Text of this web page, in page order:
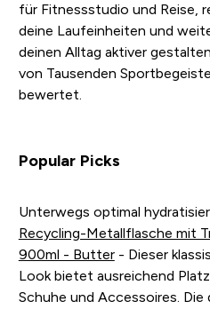
für Fitnessstudio und Reise,
deine Laufeinheiten und
deinen Alltag aktiver
von Tausenden
bewertet.
Popular Picks
Unterwegs optimal
Recycling-Metallflasche mit
900ml - Butter- Dieser
Look bietet ausreichend Platz
Schuhe und Accessoires.